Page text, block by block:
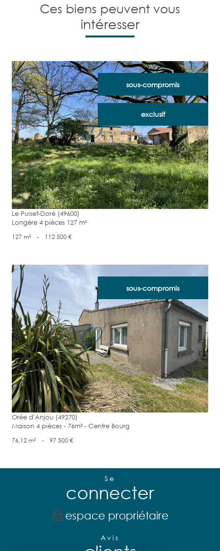
Ces biens peuvent vous
intéresser
sous-compromis
exclusif
voir le bien
Le Puiset-Doré (49600)
Longère 4 pièces 127 m²
127 m²
- 112 500 €
sous-compromis
voir le bien
Orée d'Anjou (49270)
Maison 4 pièces - 76m² - Centre Bourg
76,12 m²
- 97 500 €
Se
connecter
espace propriétaire
Avis